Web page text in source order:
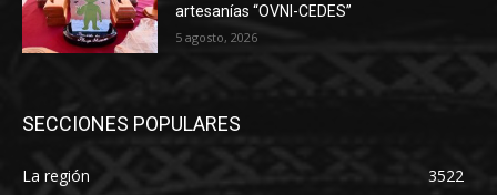
artesanías “OVNI-CEDES”
5 agosto, 2026
SECCIONES POPULARES
La región
3522